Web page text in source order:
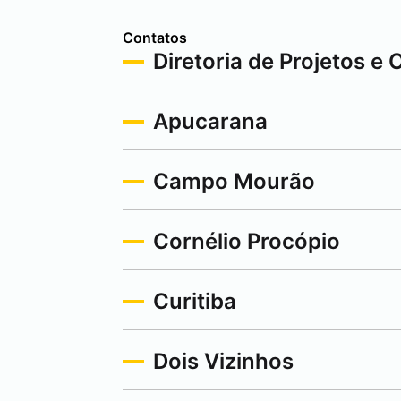
Contatos
Diretoria de Projetos e
Apucarana
Campo Mourão
Cornélio Procópio
Curitiba
Dois Vizinhos